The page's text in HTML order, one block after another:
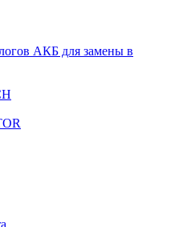
АКБ для замены в